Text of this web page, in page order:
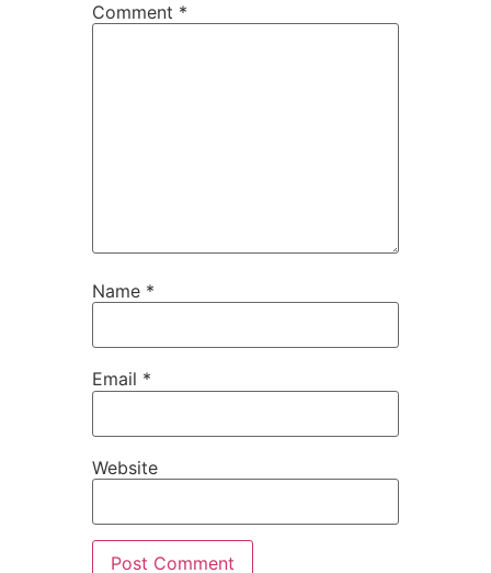
Comment *
Name *
Email *
Website